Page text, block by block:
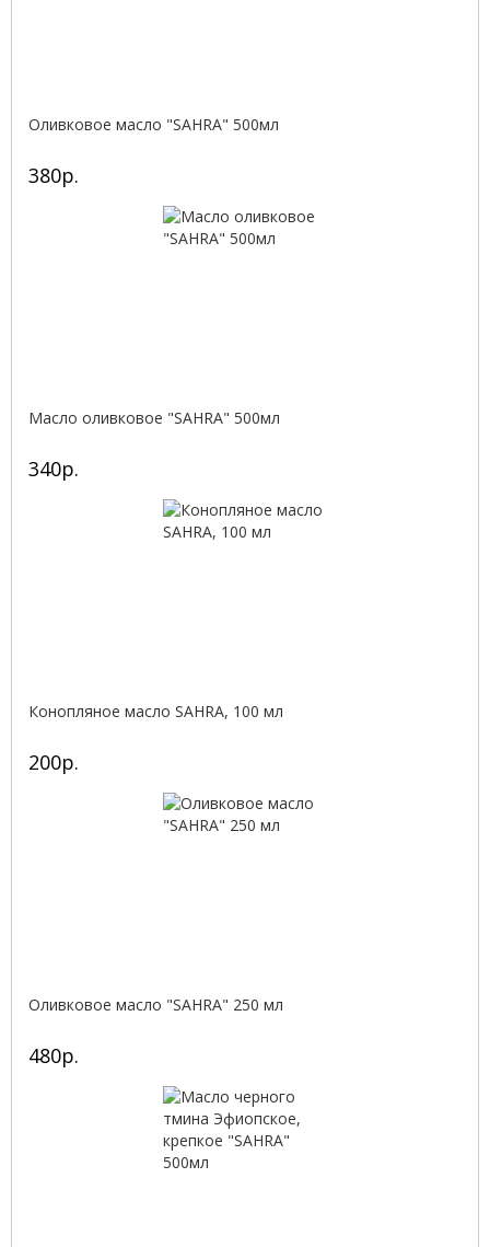
Оливковое масло "SAHRA" 500мл
380р.
Масло оливковое "SAHRA" 500мл
340р.
Конопляное масло SAHRA, 100 мл
200р.
Оливковое масло "SAHRA" 250 мл
480р.